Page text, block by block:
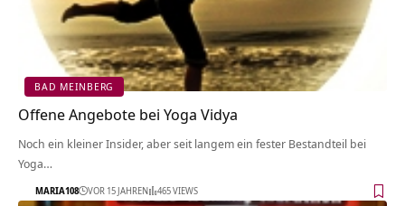
BAD MEINBERG
Offene Angebote bei Yoga Vidya
Noch ein kleiner Insider, aber seit langem ein fester Bestandteil bei
Yoga…
MARIA108 VOR 15 JAHREN 465 VIEWS